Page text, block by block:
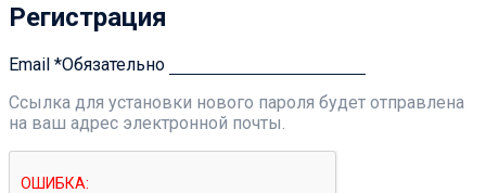
Регистрация
Email *Обязательно
Ссылка для установки нового пароля будет отправлена ​​
на ваш адрес электронной почты.